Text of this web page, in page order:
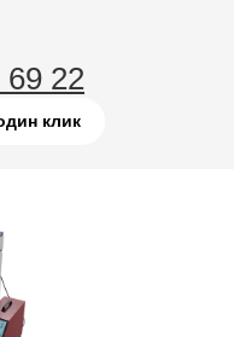
69 22
клик